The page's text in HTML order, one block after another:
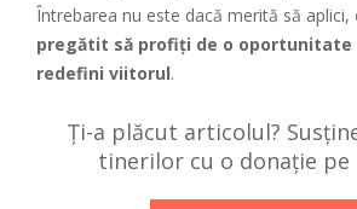
Întrebarea nu este dacă merită să aplici,
pregătit să profiți de o oportunitate
redefini viitorul.
Ți-a plăcut articolul?
tinerilor cu o donație pe